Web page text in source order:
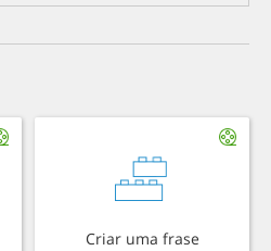
Criar uma frase